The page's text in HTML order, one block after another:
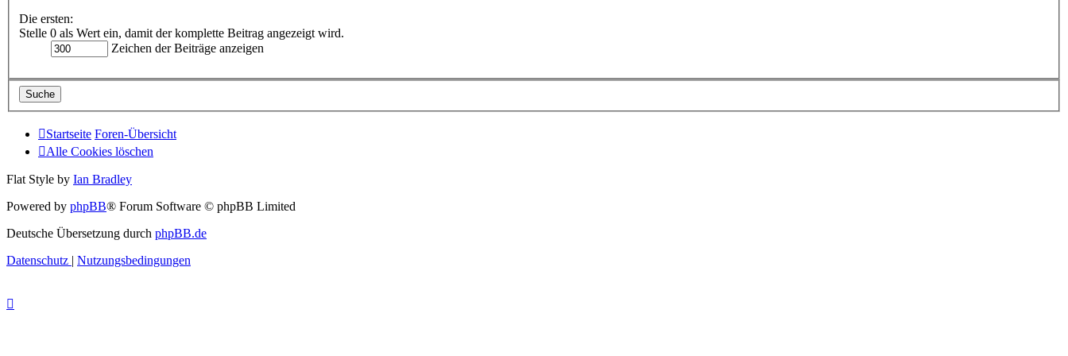
Die ersten:
Stelle 0 als Wert ein, damit der komplette Beitrag angezeigt wird.
Zeichen der Beiträge anzeigen
Startseite Foren-Übersicht
Alle Cookies löschen
Flat Style by Ian Bradley
Powered by phpBB® Forum Software © phpBB Limited
Deutsche Übersetzung durch phpBB.de
Datenschutz | Nutzungsbedingungen